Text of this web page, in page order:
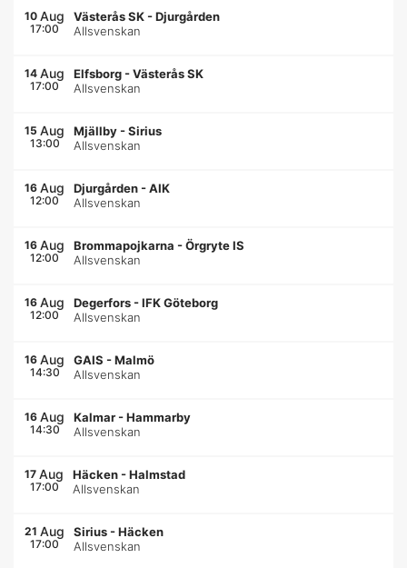
10 Aug
17:00
Västerås SK -Djurgården
Allsvenskan
14 Aug
17:00
Elfsborg -Västerås SK
Allsvenskan
15 Aug
13:00
Mjällby -Sirius
Allsvenskan
16 Aug
12:00
Djurgården -AIK
Allsvenskan
16 Aug
12:00
Brommapojkarna -Örgryte IS
Allsvenskan
16 Aug
12:00
Degerfors -IFK Göteborg
Allsvenskan
16 Aug
14:30
GAIS -Malmö
Allsvenskan
16 Aug
14:30
Kalmar -Hammarby
Allsvenskan
17 Aug
17:00
Häcken -Halmstad
Allsvenskan
21 Aug
17:00
Sirius -Häcken
Allsvenskan